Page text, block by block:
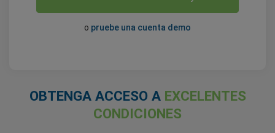
o pruebe una cuenta demo
OBTENGA ACCESO A EXCELENTES
CONDICIONES